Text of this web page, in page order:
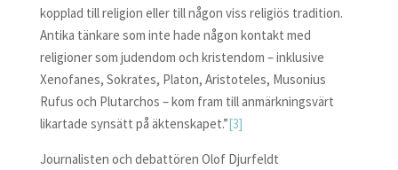
kopplad till religion eller till någon viss religiös tradition.
Antika tänkare som inte hade någon kontakt med
religioner som judendom och kristendom – inklusive
Xenofanes, Sokrates, Platon, Aristoteles, Musonius
Rufus och Plutarchos – kom fram till anmärkningsvärt
likartade synsätt på äktenskapet.”[3]
Journalisten och debattören Olof Djurfeldt